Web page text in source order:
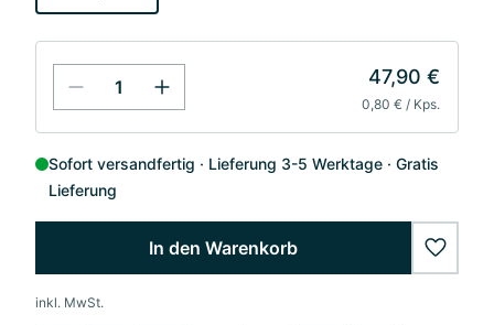
47,90 €
0,80 € / Kps.
Sofort versandfertig Lieferung 3-5 Werktage
Gratis
Lieferung
In den Warenkorb
inkl. MwSt.